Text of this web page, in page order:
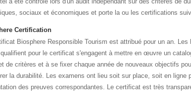
sociaux et économiques et porte la ou les certifications
Certification
Biosphere Responsible Tourism est attribué pour un an. Les
pour le certificat s'engagent à mettre en œuvre un
de critères et à se fixer chaque année de nouveaux objectifs
la durabilité. Les examens ont lieu soit sur place, soit en ligne
des preuves correspondantes. Le certificat est très